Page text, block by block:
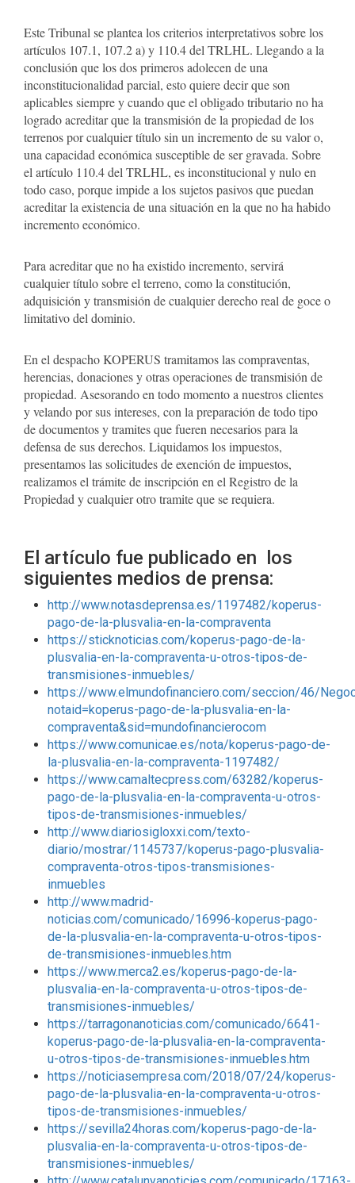
Este Tribunal se plantea los criterios interpretativos sobre los
artículos 107.1, 107.2 a) y 110.4 del TRLHL. Llegando a la
conclusión que los dos primeros adolecen de una
inconstitucionalidad parcial, esto quiere decir que son
aplicables siempre y cuando que el obligado tributario no ha
logrado acreditar que la transmisión de la propiedad de los
terrenos por cualquier título sin un incremento de su valor o,
una capacidad económica susceptible de ser gravada. Sobre
el artículo 110.4 del TRLHL, es inconstitucional y nulo en
todo caso, porque impide a los sujetos pasivos que puedan
acreditar la existencia de una situación en la que no ha habido
incremento económico.
Para acreditar que no ha existido incremento, servirá
cualquier título sobre el terreno, como la constitución,
adquisición y transmisión de cualquier derecho real de goce o
limitativo del dominio.
En el despacho KOPERUS tramitamos las compraventas,
herencias, donaciones y otras operaciones de transmisión de
propiedad. Asesorando en todo momento a nuestros clientes
y velando por sus intereses, con la preparación de todo tipo
de documentos y tramites que fueren necesarios para la
defensa de sus derechos. Liquidamos los impuestos,
presentamos las solicitudes de exención de impuestos,
realizamos el trámite de inscripción en el Registro de la
Propiedad y cualquier otro tramite que se requiera.
El artículo fue publicado en los
siguientes medios de prensa:
http://www.notasdeprensa.es/1197482/koperus-
pago-de-la-plusvalia-en-la-compraventa
https://sticknoticias.com/koperus-pago-de-la-
plusvalia-en-la-compraventa-u-otros-tipos-de-
transmisiones-inmuebles/
https://www.elmundofinanciero.com/seccion/46/
notaid=koperus-pago-de-la-plusvalia-en-la-
compraventa&sid=mundofinancierocom
https://www.comunicae.es/nota/koperus-pago-de-
la-plusvalia-en-la-compraventa-1197482/
https://www.camaltecpress.com/63282/koperus-
pago-de-la-plusvalia-en-la-compraventa-u-otros-
tipos-de-transmisiones-inmuebles/
http://www.diariosigloxxi.com/texto-
diario/mostrar/1145737/koperus-pago-plusvalia-
compraventa-otros-tipos-transmisiones-
inmuebles
http://www.madrid-
noticias.com/comunicado/16996-koperus-pago-
de-la-plusvalia-en-la-compraventa-u-otros-tipos-
de-transmisiones-inmuebles.htm
https://www.merca2.es/koperus-pago-de-la-
plusvalia-en-la-compraventa-u-otros-tipos-de-
transmisiones-inmuebles/
https://tarragonanoticias.com/comunicado/6641-
koperus-pago-de-la-plusvalia-en-la-compraventa-
u-otros-tipos-de-transmisiones-inmuebles.htm
https://noticiasempresa.com/2018/07/24/koperus-
pago-de-la-plusvalia-en-la-compraventa-u-otros-
tipos-de-transmisiones-inmuebles/
https://sevilla24horas.com/koperus-pago-de-la-
plusvalia-en-la-compraventa-u-otros-tipos-de-
transmisiones-inmuebles/